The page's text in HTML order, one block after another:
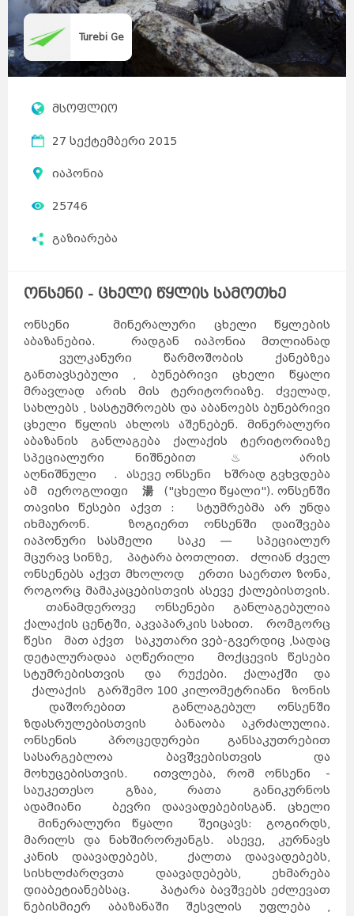
Turebi Ge
მსოფლიო
27 სექტემბერი 2015
იაპონია
25746
გაზიარება
ონსენი - ცხელი წყლის სამოთხე
ონსენი
მინერალური ცხელი წყლების
აბაზანებია. რადგან იაპონია მთლიანად
ვულკანური წარმოშობის ქანებზეა
განთავსებული , ბუნებრივი ცხელი წყალი
მრავლად არის მის ტერიტორიაზე. ძველად,
სახლებს , სასტუმროებს და აბანოებს ბუნებრივი
ცხელი წყლის ახლოს აშენებენ. მინერალური
აბაზანის განლაგება ქალაქის ტერიტორიაზე
სპეციალური ნიშნებით ♨ არის
აღნიშნული . ასევე ონსენი ხშრად გვხვდება
ამ იეროგლიფი
湯 ("ცხელი წყალი"). ონსენში
თავისი წესები აქვთ : სტუმრებმა არ უნდა
იხმაურონ. ზოგიერთ ონსენში დაიშვება
იაპონური სასმელი საკე — სპეციალურ
მცურავ სინზე, პატარა ბოთლით. ძლიან ძველ
ონსენებს აქვთ მხოლოდ ერთი საერთო ზონა,
როგორც მამაკაცებისთვის ასევე ქალებისთვის.
თანამდეროვე ონსენები განლაგებულია
ქალაქის ცენტში, აკვაპარკის სახით. რომგორც
წესი მათ აქვთ საკუთარი ვებ-გვერდიც ,სადაც
დეტალურადაა აღწერილი მოქცევის წესები
სტუმრებისთვის და რუქები. ქალაქში და
ქალაქის გარშემო 100 კილომეტრიანი ზონის
დაშორებით განლაგებულ ონსენში
ზდასრულებისთვის ბანაობა აკრძალულია.
ონსენის პროცედურები განსაკუთრებით
სასარგებლოა ბავშვებისთვის და
მოხუცებისთვის. ითვლება, რომ ონსენი -
საუკეთესო გზაა, რათა განიკურნოს
ადამიანი ბევრი დაავადებებისგან. ცხელი
მინერალური წყალი შეიცავს: გოგირდს,
მარილს და ნახშირორჟანგს. ასევე, კურნავს
კანის დაავადებებს, ქალთა დაავადებებს,
სისხლძარღვთა დაავადებებს, ეხმარება
დიაბეტიანებსაც. პატარა ბავშვებს ეძლევათ
ნებისმიერ აბაზანაში შესვლის უფლება ,